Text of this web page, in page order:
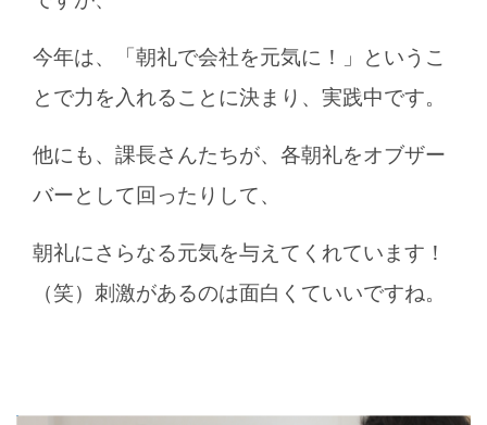
今年は、「朝礼で会社を元気に！」というこ
とで力を入れることに決まり、実践中です。
他にも、課長さんたちが、各朝礼をオブザー
バーとして回ったりして、
朝礼にさらなる元気を与えてくれています！
（笑）刺激があるのは面白くていいですね。